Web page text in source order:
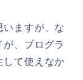
いますが、な
、プログラ
して使えなか